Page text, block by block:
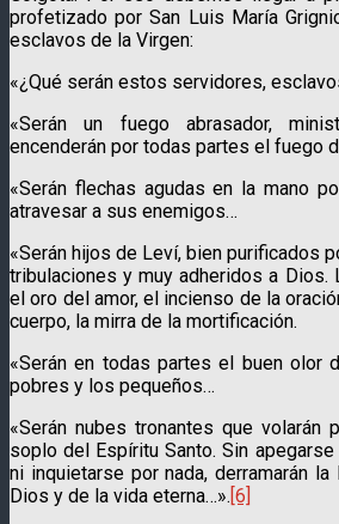
profetizado por San Luis María
esclavos de la Virgen:
«¿Qué serán estos servidores,
«Serán un fuego abrasador,
encenderán por todas partes el fuego
«Serán flechas agudas en la mano
atravesar a sus enemigos…
«Serán hijos de Leví, bien purificados
tribulaciones y muy adheridos a Dios.
el oro del amor, el incienso de la
cuerpo, la mirra de la mortificación.
«Serán en todas partes el buen olor
pobres y los pequeños…
«Serán nubes tronantes que volarán
soplo del Espíritu Santo. Sin
ni inquietarse por nada, derramarán
Dios y de la vida eterna…».[6]